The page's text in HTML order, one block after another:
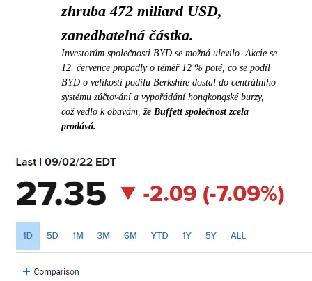
zhruba 472 miliard USD,
zanedbatelná částka.
Investorům společnosti BYD se možná ulevilo. Akcie se
12. července propadly o téměř 12 % poté, co se podíl
BYD o velikosti podílu Berkshire dostal do centrálního
systému zúčtování a vypořádání hongkongské burzy,
což vedlo k obavám,že Buffett společnost zcela
prodává.